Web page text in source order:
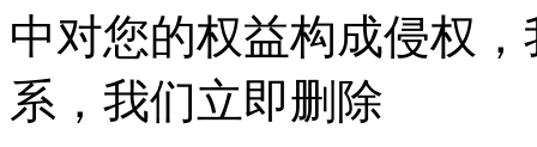
中对您的权益构成侵权
系，我们立即删除